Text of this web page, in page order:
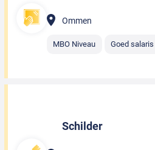
Ommen
MBO Niveau Goed salaris
Schilder